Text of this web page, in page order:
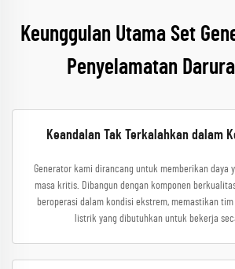
Keunggulan Utama Set
Penyelamatan
Keandalan Tak Terkalahkan dalam
Generator kami dirancang untuk memberikan daya
masa kritis. Dibangun dengan komponen
beroperasi dalam kondisi ekstrem, memastikan
listrik yang dibutuhkan untuk bekerja